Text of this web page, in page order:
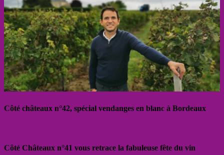
Côté châteaux n°42, spécial vendanges en blanc à Bordeaux
Côté Châteaux n°41 vous retrace la fabuleuse fête du vin